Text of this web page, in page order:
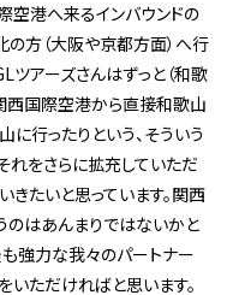
空港へ来るインバウンドの
方（大阪や京都方面）へ行
ツアーズさんはずっと（和歌
西国際空港から直接和歌山
に行ったりという、そういう
れをさらに拡充していただ
きたいと思っています。関西
のはあんまりではないかと
も強力な我々のパートナー
いただければと思います。